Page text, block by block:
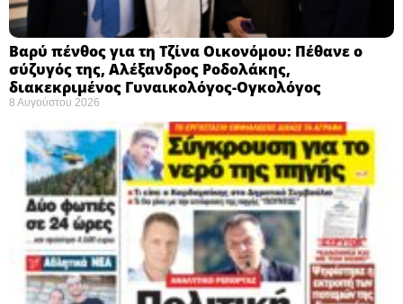
Βαρύ πένθος για τη Τζίνα Οικονόμου: Πέθανε ο
σύζυγός της, Αλέξανδρος Ροδολάκης,
διακεκριμένος Γυναικολόγος-Ογκολόγος
8 Αυγούστου 2026